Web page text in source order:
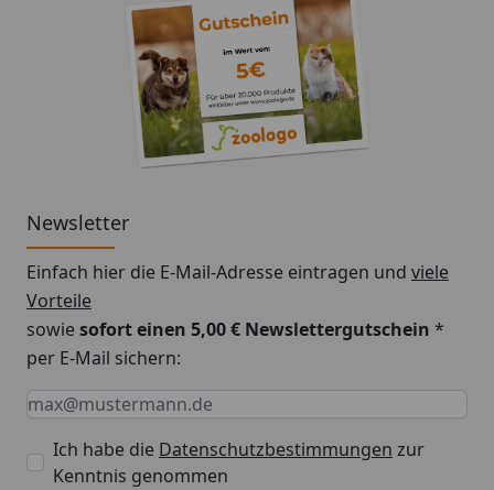
Newsletter
Einfach hier die E-Mail-Adresse eintragen und viele
Vorteile
sowiesofort einen 5,00 € Newslettergutschein *
per E-Mail sichern:
Keine Eingabe erforderlich
Eingabe erforderlich
E-Mail *
Ich habe die Datenschutzbestimmungen zur
Kenntnis genommen